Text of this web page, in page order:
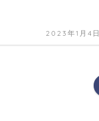
2023年1月4日